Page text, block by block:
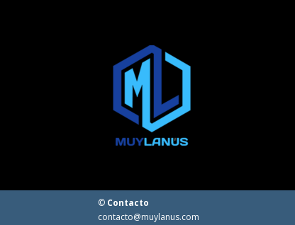
© Contacto
contacto@muylanus.com